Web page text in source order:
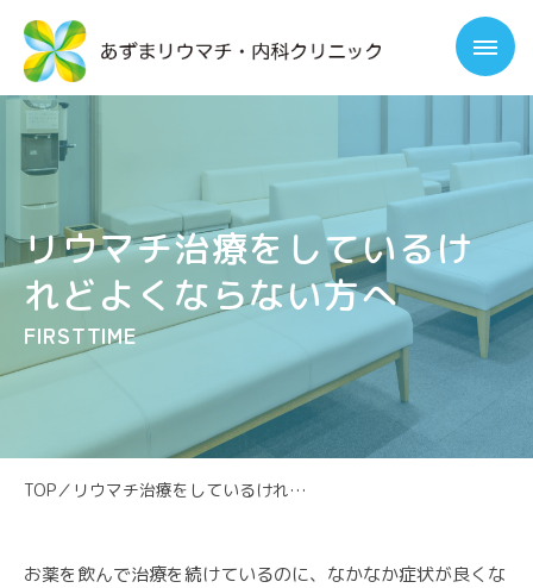
リウマチ治療をしているけ
れどよくならない方へ
FIRSTTIME
TOP／ リウマチ治療をしているけれどよくならない方へ
お薬を飲んで治療を続けているのに、なかなか症状が良くな